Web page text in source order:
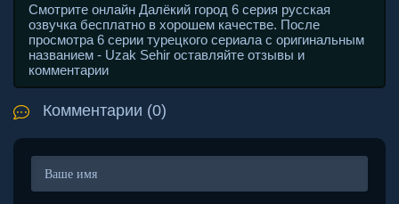
Смотрите онлайн Далёкий город 6 серия русская
озвучка бесплатно в хорошем качестве. После
просмотра 6 серии турецкого сериала с оригинальным
названием - Uzak Sehir оставляйте отзывы и
комментарии
Комментарии (0)